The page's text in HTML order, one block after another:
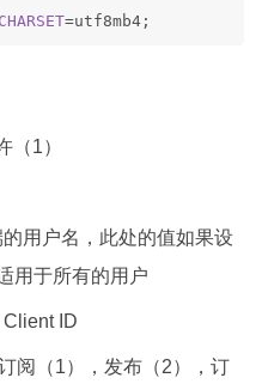
CHARSET=utf8mb4;
（1）
用户名，此处的值如果设
用于所有的用户
ID
阅（1），发布（2），订